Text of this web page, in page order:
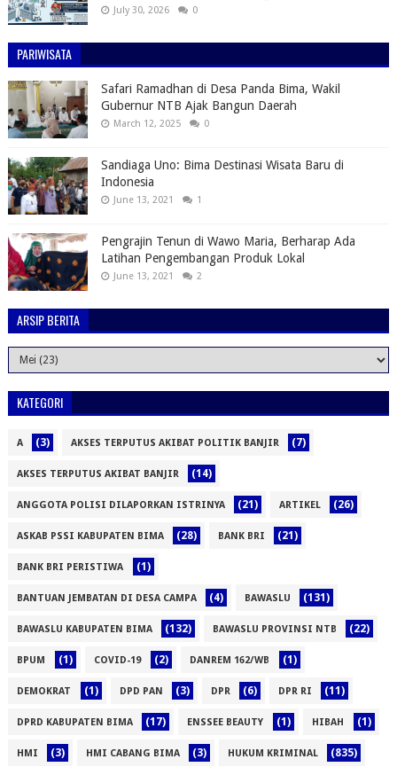
July 30, 2026 0
PARIWISATA
Safari Ramadhan di Desa Panda Bima, Wakil
Gubernur NTB Ajak Bangun Daerah
March 12, 2025 0
Sandiaga Uno: Bima Destinasi Wisata Baru di
Indonesia
June 13, 2021 1
Pengrajin Tenun di Wawo Maria, Berharap Ada
Latihan Pengembangan Produk Lokal
June 13, 2021 2
ARSIP BERITA
KATEGORI
A (3) AKSES TERPUTUS AKIBAT POLITIK BANJIR (7)
AKSES TERPUTUS AKIBAT BANJIR (14)
ANGGOTA POLISI DILAPORKAN ISTRINYA (21) ARTIKEL (26)
ASKAB PSSI KABUPATEN BIMA (28) BANK BRI (21)
BANK BRI PERISTIWA (1)
BANTUAN JEMBATAN DI DESA CAMPA (4) BAWASLU (131)
BAWASLU KABUPATEN BIMA (132) BAWASLU PROVINSI NTB (22)
BPUM (1) COVID-19 (2) DANREM 162/WB (1)
DEMOKRAT (1) DPD PAN (3) DPR (6) DPR RI (11)
DPRD KABUPATEN BIMA (17) ENSSEE BEAUTY (1) HIBAH (1)
HMI (3) HMI CABANG BIMA (3) HUKUM KRIMINAL (835)